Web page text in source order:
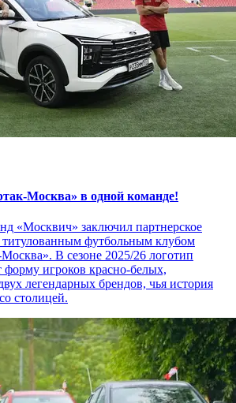
Москва» в одной команде!
«Москвич» заключил партнерское
футбольным клубом
В сезоне 2025/26 логотип
форму игроков красно-белых,
легендарных брендов, чья история
столицей.